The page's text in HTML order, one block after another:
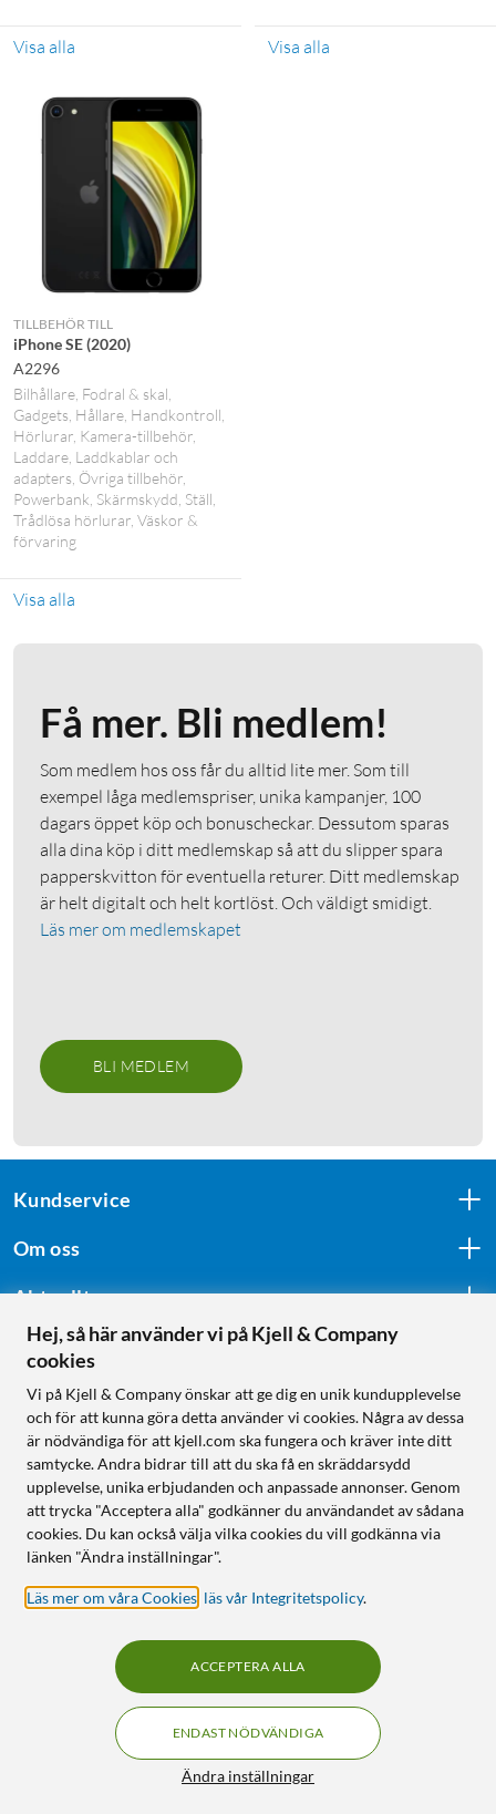
Visa alla Visa alla
TILLBEHÖR TILL
iPhone SE (2020)
A2296
Bilhållare Fodral & skal
Gadgets Hållare Handkontroll
Hörlurar Kamera-tillbehör
Laddare Laddkablar och
adapters Övriga tillbehör
Powerbank Skärmskydd Ställ
Trådlösa hörlurar Väskor &
förvaring
Visa alla
Få mer. Bli medlem!
Som medlem hos oss får du alltid lite mer. Som till
exempel låga medlemspriser, unika kampanjer, 100
dagars öppet köp och bonuscheckar. Dessutom sparas
alla dina köp i ditt medlemskap så att du slipper spara
papperskvitton för eventuella returer. Ditt medlemskap
är helt digitalt och helt kortlöst. Och väldigt smidigt.
Läs mer om medlemskapet
BLI MEDLEM
Kundservice
Om oss
Aktuellt
Följ oss
Handla från:
Sverige
Norge
KUNSKAP OCH TILLBEHÖR TILL
HEMELEKTRONIK
Hej, så här använder vi på Kjell & Company
cookies
Vi på Kjell & Company önskar att ge dig en unik kundupplevelse
och för att kunna göra detta använder vi cookies. Några av dessa
är nödvändiga för att kjell.com ska fungera och kräver inte ditt
samtycke. Andra bidrar till att du ska få en skräddarsydd
upplevelse, unika erbjudanden och anpassade annonser. Genom
att trycka "Acceptera alla" godkänner du användandet av sådana
cookies. Du kan också välja vilka cookies du vill godkänna via
länken "Ändra inställningar".
Läs mer om våra Cookies läs vår Integritetspolicy.
Ändra inställningar
ENDAST NÖDVÄNDIGA
ACCEPTERA ALLA